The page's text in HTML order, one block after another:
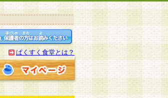
ぱくすく食堂とは？